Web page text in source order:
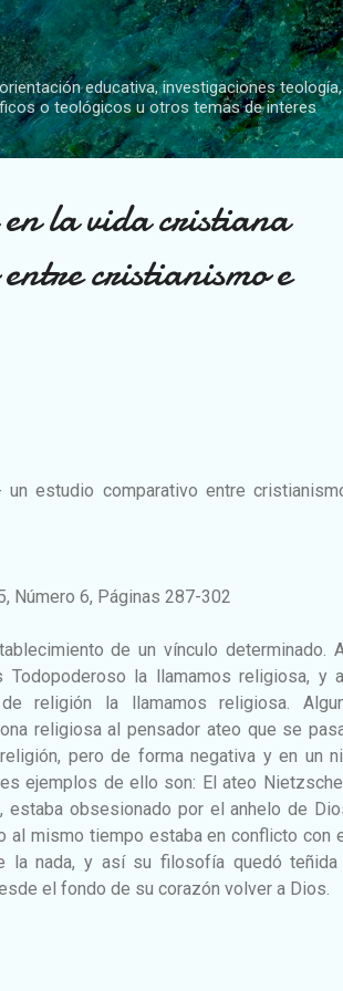
al contenido principal
educativa, investigaciones
o teológicos u otros temas de interes
la vida cristiana
cristianismo e
estudio comparativo entre
Número 6, Páginas 287-302
de un vínculo determinado.
la llamamos religiosa, y
religión la llamamos religiosa.
religiosa al pensador ateo que se
pero de forma negativa y en un
ejemplos de ello son: El ateo
estaba obsesionado por el anhelo de
al mismo tiempo estaba en conflicto con
la nada, y así su filosofía quedó teñida
el fondo de su corazón volver a Dios.